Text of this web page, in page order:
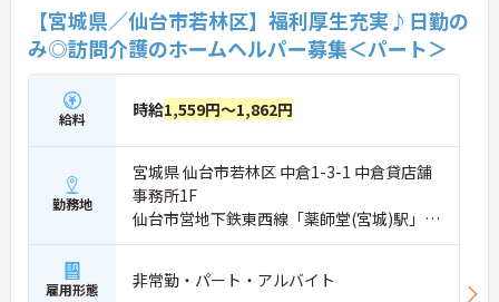
【宮城県／仙台市若林区】福利厚生充実♪日勤の
み◎訪問介護のホームヘルパー募集＜パート＞
給料 時給1,559円～1,862円
勤務地
宮城県 仙台市若林区 中倉1-3-1 中倉貸店舗
事務所1F
仙台市営地下鉄東西線「薬師堂(宮城)駅」徒
歩10分
雇用形態 非常勤・パート・アルバイト